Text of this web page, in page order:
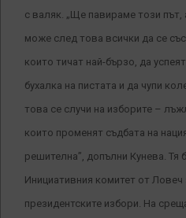
с валяк. „Ще павираме този път,
може след това всички да се
които тичат най-бързо, да
бухалка на пистата и да чупи
това се случи на изборите –
които променят съдбата на
решителна”, допълни Кунева. Тя
Инициативния комитет от Ловеч
президентските избори. На